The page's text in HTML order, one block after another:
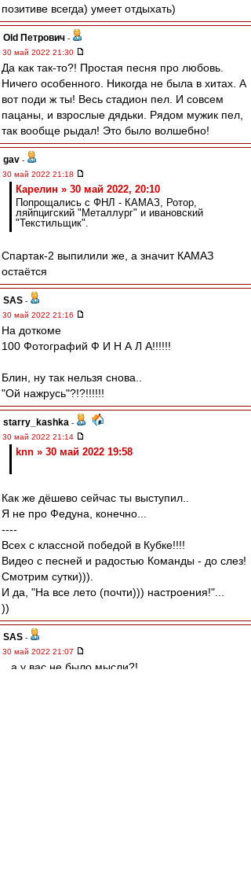
позитиве всегда) умеет отдыхать)
Old Петрович -
30 май 2022 21:30
Да как так-то?! Простая песня про любовь.
Ничего особенного. Никогда не была в хитах. А
вот поди ж ты! Весь стадион пел. И совсем
пацаны, и взрослые дядьки. Рядом мужик пел,
так вообще рыдал! Это было волшебно!
gav -
30 май 2022 21:18
Карелин » 30 май 2022, 20:10
Попрощались с ФНЛ - КАМАЗ, Ротор,
ляйпцигский "Металлург" и ивановский
"Текстильщик".
Спартак-2 выпилили же, а значит КАМАЗ
остаётся
SAS -
30 май 2022 21:16
На доткоме
100 Фотографий Ф И Н А Л А!!!!!!
Блин, ну так нельзя снова..
"Ой нажрусь"?!?!!!!!!
starry_kashka -
30 май 2022 21:14
knn » 30 май 2022 19:58
Как же дёшево сейчас ты выступил..
Я не про Федуна, конечно...
----
Всех с классной победой в Кубке!!!!
Видео с песней и радостью Команды - до слез!
Смотрим сутки))).
И да, "На все лето (почти))) настроения!"...
))
SAS -
30 май 2022 21:07
...а у вас не было мысли?!,